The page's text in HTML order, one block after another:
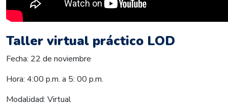
Taller virtual práctico LOD
Fecha: 22 de noviembre
Hora: 4:00 p.m. a 5: 00 p.m.
Modalidad: Virtual